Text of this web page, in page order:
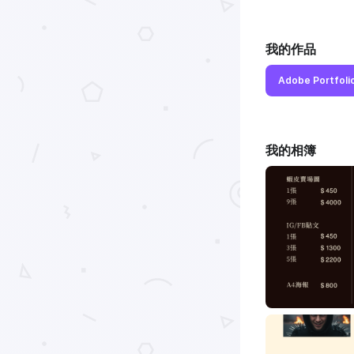
我的作品
Adobe
我的相簿